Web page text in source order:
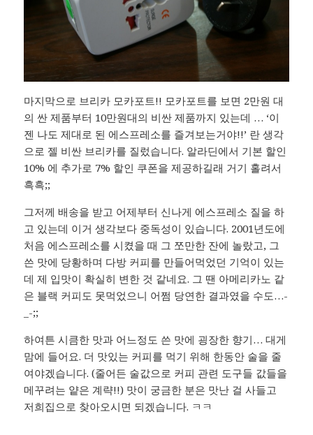
마지막으로 브리카 모카포트!! 모카포트를 보면 2만원 대
의 싼 제품부터 10만원대의 비싼 제품까지 있는데 … ‘이
젠 나도 제대로 된 에스프레소를 즐겨보는거야!!’ 란 생각
으로 젤 비싼 브리카를 질렀습니다. 알라딘에서 기본 할인
10% 에 추가로 7% 할인 쿠폰을 제공하길래 거기 홀려서
흑흑;;
그저께 배송을 받고 어제부터 신나게 에스프레소 질을 하
고 있는데 이거 생각보다 중독성이 있습니다. 2001년도에
처음 에스프레소를 시켰을 때 그 쪼만한 잔에 놀랐고, 그
쓴 맛에 당황하며 다방 커피를 만들어먹었던 기억이 있는
데 제 입맛이 확실히 변한 것 같네요. 그 땐 아메리카노 같
은 블랙 커피도 못먹었으니 어쩜 당연한 결과였을 수도…-
_-;;
하여튼 시큼한 맛과 어느정도 쓴 맛에 굉장한 향기… 대게
맘에 들어요. 더 맛있는 커피를 먹기 위해 한동안 술을 줄
여야겠습니다. (줄어든 술값으로 커피 관련 도구들 값들을
메꾸려는 얕은 계략!!) 맛이 궁금한 분은 맛난 걸 사들고
저희집으로 찾아오시면 되겠습니다. ㅋㅋ